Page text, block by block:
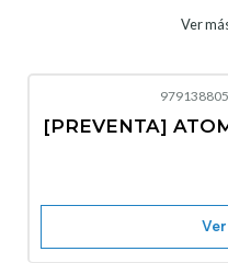
Ver
[PREVENTA]